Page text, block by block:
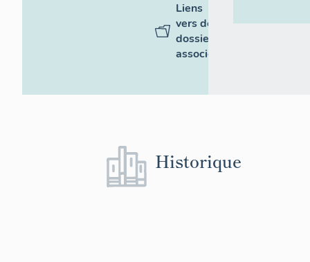
Liens
vers des
dossiers
associés
Historique